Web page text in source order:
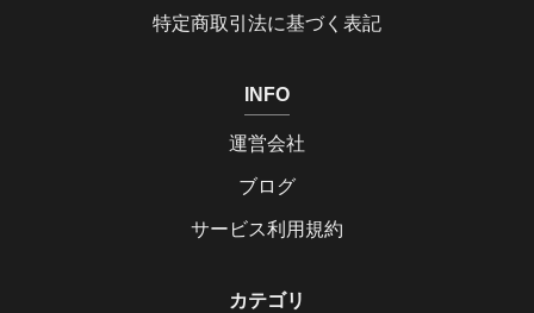
特定商取引法に基づく表記
INFO
運営会社
ブログ
サービス利用規約
カテゴリ